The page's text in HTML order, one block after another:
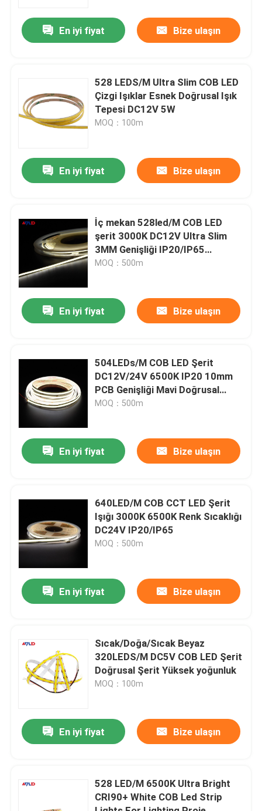
Ürünler
videolar
Hakkımızda
Kalite kontrol
Bize Ulaşın
Haberler
yüksek cri led şerit
COB LED Şerit
Tek Renkli LED Şerit
Ayarlanabilir Beyaz LED Şerit
LED Şerit Profili
Arka Işık LED Çubuğu
En iyi fiyat Bize ulaşın
528 LEDS/M Ultra Slim COB LED
Çizgi Işıklar Esnek Doğrusal Işık
Tepesi DC12V 5W
MOQ：100m
En iyi fiyat Bize ulaşın
İç mekan 528led/M COB LED
şerit 3000K DC12V Ultra Slim
3MM Genişliği IP20/IP65
CE/ROHS ile
MOQ：500m
En iyi fiyat Bize ulaşın
504LEDs/M COB LED Şerit
DC12V/24V 6500K IP20 10mm
PCB Genişliği Mavi Doğrusal
Işıklar İçin Yapışkan
MOQ：500m
En iyi fiyat Bize ulaşın
640LED/M COB CCT LED Şerit
Işığı 3000K 6500K Renk Sıcaklığı
DC24V IP20/IP65
MOQ：500m
En iyi fiyat Bize ulaşın
Sıcak/Doğa/Sıcak Beyaz
320LEDS/M DC5V COB LED Şerit
Doğrusal Şerit Yüksek yoğunluk
MOQ：100m
En iyi fiyat Bize ulaşın
528 LED/M 6500K Ultra Bright
CRI90+ White COB Led Strip